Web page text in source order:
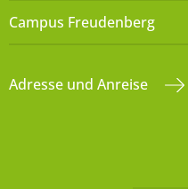
Campus Freudenberg
Adresse und Anreise